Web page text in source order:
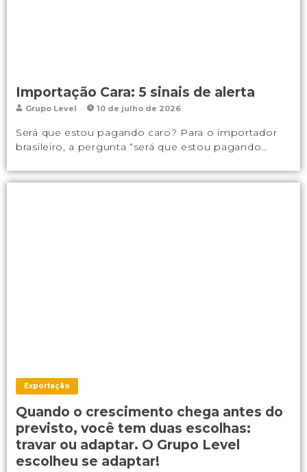
Importação Cara: 5 sinais de alerta
Grupo Level 10 de julho de 2026
Será que estou pagando caro? Para o importador
brasileiro, a pergunta “será que estou pagando…
Exportação
Quando o crescimento chega antes do
previsto, você tem duas escolhas:
travar ou adaptar. O Grupo Level
escolheu se adaptar!